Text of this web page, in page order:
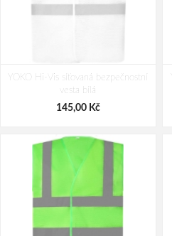
YOKO Hi-Vis síťovaná bezpečnostní
vesta bílá
145,00 Kč